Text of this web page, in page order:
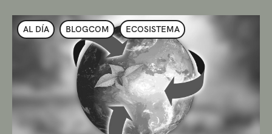
AL DÍA BLOGCOM ECOSISTEMA